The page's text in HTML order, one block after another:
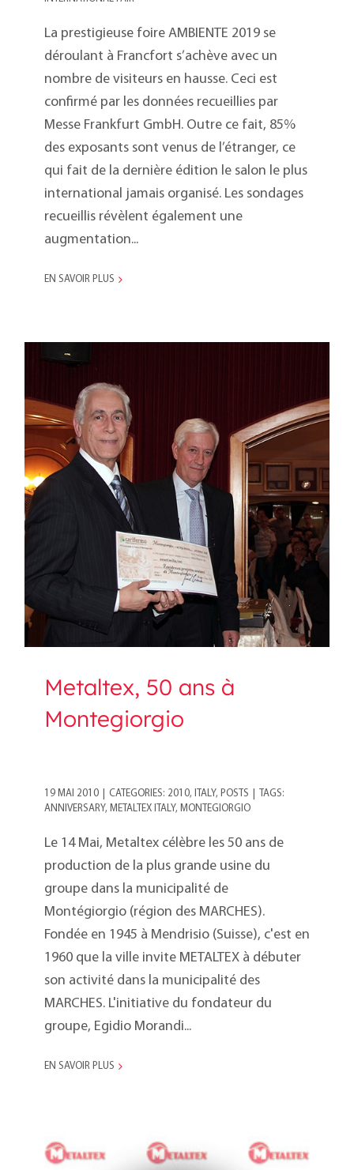
La prestigieuse foire AMBIENTE 2019 se
déroulant à Francfort s’achève avec un
nombre de visiteurs en hausse. Ceci est
confirmé par les données recueillies par
Messe Frankfurt GmbH. Outre ce fait, 85%
des exposants sont venus de l’étranger, ce
qui fait de la dernière édition le salon le plus
international jamais organisé. Les sondages
recueillis révèlent également une
augmentation...
EN SAVOIR PLUS
Metaltex, 50 ans à
Montegiorgio
Metaltex, 50 ans à
Montegiorgio
19 MAI 2010 CATEGORIES: 2010, ITALY, POSTS
TAGS:
ANNIVERSARY, METALTEX ITALY, MONTEGIORGIO
Le 14 Mai, Metaltex célèbre les 50 ans de
production de la plus grande usine du
groupe dans la municipalité de
Montégiorgio (région des MARCHES).
Fondée en 1945 à Mendrisio (Suisse), c'est en
1960 que la ville invite METALTEX à débuter
son activité dans la municipalité des
MARCHES. L'initiative du fondateur du
groupe, Egidio Morandi...
EN SAVOIR PLUS